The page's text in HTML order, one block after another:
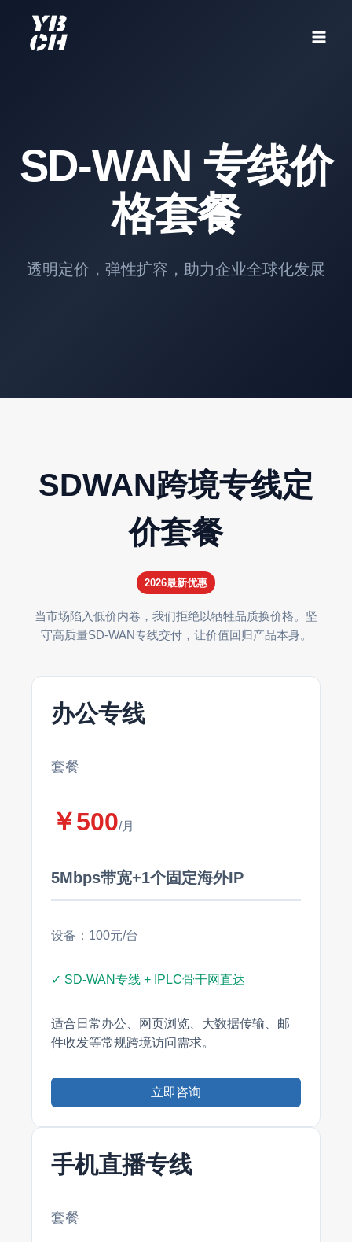
SD-WAN 专线价
格套餐
透明定价，弹性扩容，助力企业全球化发展
SDWAN跨境专线定
价套餐
2026最新优惠
当市场陷入低价内卷，我们拒绝以牺牲品质换价格。坚
守高质量SD-WAN专线交付，让价值回归产品本身。
办公专线
套餐
￥500/月
5Mbps带宽+1个固定海外IP
设备：100元/台
✓ SD-WAN专线 + IPLC骨干网直达
适合日常办公、网页浏览、大数据传输、邮
件收发等常规跨境访问需求。
立即咨询
手机直播专线
套餐